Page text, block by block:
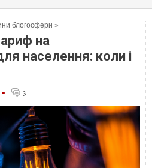
блогосфери »
на
населення: коли і
• 3